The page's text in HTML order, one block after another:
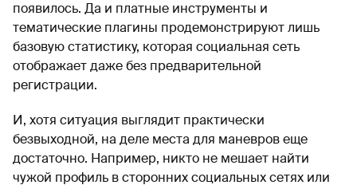
появилось. Да и платные инструменты и
тематические плагины продемонстрируют лишь
базовую статистику, которая социальная сеть
отображает даже без предварительной
регистрации.
И, хотя ситуация выглядит практически
безвыходной, на деле места для маневров еще
достаточно. Например, никто не мешает найти
чужой профиль в сторонних социальных сетях или